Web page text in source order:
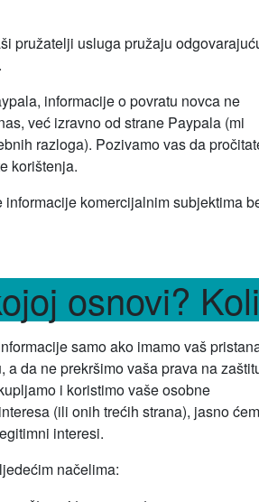
pružatelji usluga pružaju
informacije o povratu novca ne
već izravno od strane Paypala (mi
razloga). Pozivamo vas da
korištenja.
komercijalnim subjektima
osnovi?
samo ako imamo vaš
da ne prekršimo vaša prava na
i koristimo vaše osobne
(ili onih trećih strana), jasno
interesi.
načelima: